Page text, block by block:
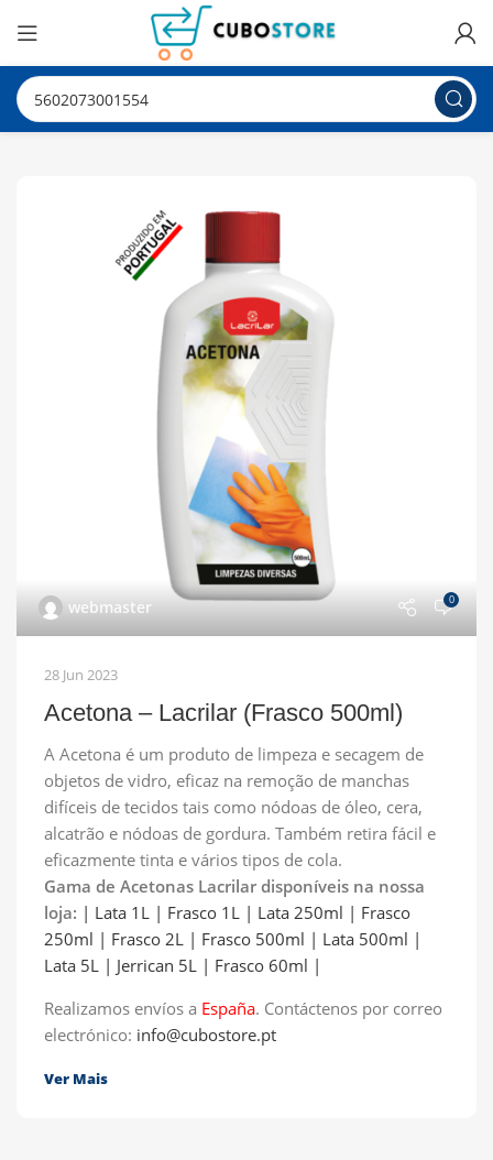
webmaster 0
28 Jun 2023
Acetona – Lacrilar (Frasco 500ml)
A Acetona é um produto de limpeza e secagem de
objetos de vidro, eficaz na remoção de manchas
difíceis de tecidos tais como nódoas de óleo, cera,
alcatrão e nódoas de gordura. Também retira fácil e
eficazmente tinta e vários tipos de cola.
Gama de Acetonas Lacrilar disponíveis na nossa
loja: | Lata 1L | Frasco 1L | Lata 250ml | Frasco
250ml | Frasco 2L | Frasco 500ml | Lata 500ml |
Lata 5L | Jerrican 5L | Frasco 60ml |
Realizamos envíos a España. Contáctenos por correo
electrónico: info@cubostore.pt
Ver Mais